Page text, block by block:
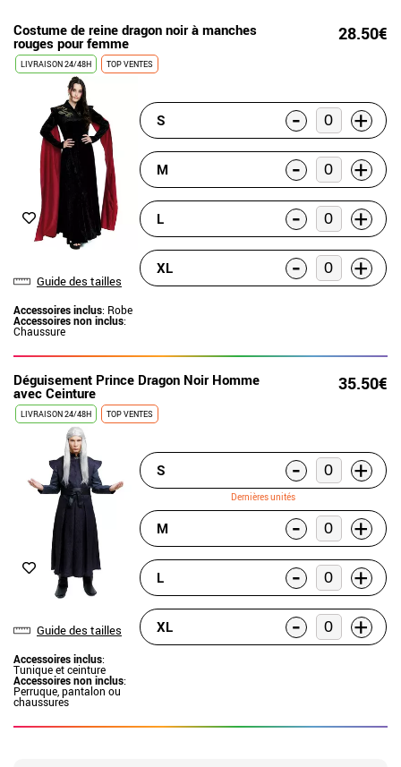
Costume de reine dragon noir à manches
rouges pour femme 28.50€
LIVRAISON 24/48H TOP VENTES
Guide des tailles
Accessoires inclus: Robe
Accessoires non inclus:
Chaussure
S - +
M - +
L - +
XL - +
Déguisement Prince Dragon Noir Homme
avec Ceinture 35.50€
LIVRAISON 24/48H TOP VENTES
Guide des tailles
Accessoires inclus:
Tunique et ceinture
Accessoires non inclus:
Perruque, pantalon ou
chaussures
S - +
Dernières unités
M - +
L - +
XL - +